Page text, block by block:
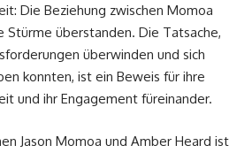
Die Beziehung zwischen Momoa
Stürme überstanden. Die Tatsache,
überwinden und sich
konnten, ist ein Beweis für ihre
und ihr Engagement füreinander.
Jason Momoa und Amber Heard ist